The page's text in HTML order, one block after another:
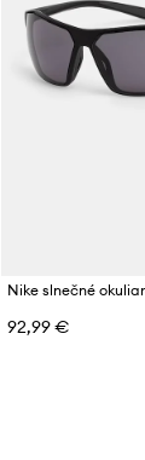
Nike slnečné
92,99 €